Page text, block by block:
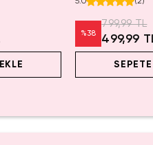
%38
799,99 TL
499,99